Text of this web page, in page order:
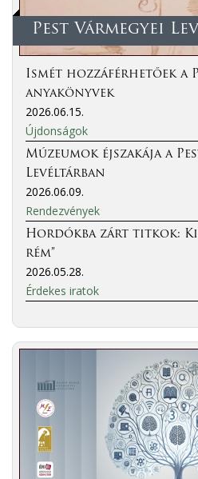
Pest Vármegyei
Ismét hozzáférhetőek a
anyakönyvek
2026.06.15.
Újdonságok
Múzeumok éjszakája a
Levéltárban
2026.06.09.
Rendezvények
Hordókba zárt titkok:
rém”
2026.05.28.
Érdekes iratok